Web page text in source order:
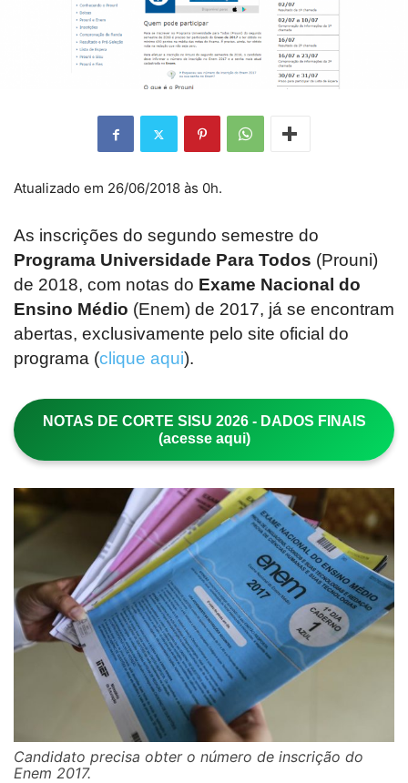
Atualizado em 26/06/2018 às 0h.
As inscrições do segundo semestre do
Programa Universidade Para Todos (Prouni)
de 2018, com notas do Exame Nacional do
Ensino Médio (Enem) de 2017, já se encontram
abertas, exclusivamente pelo site oficial do
programa (clique aqui).
NOTAS DE CORTE SISU 2026 - DADOS FINAIS
(acesse aqui)
Candidato precisa obter o número de inscrição do
Enem 2017.